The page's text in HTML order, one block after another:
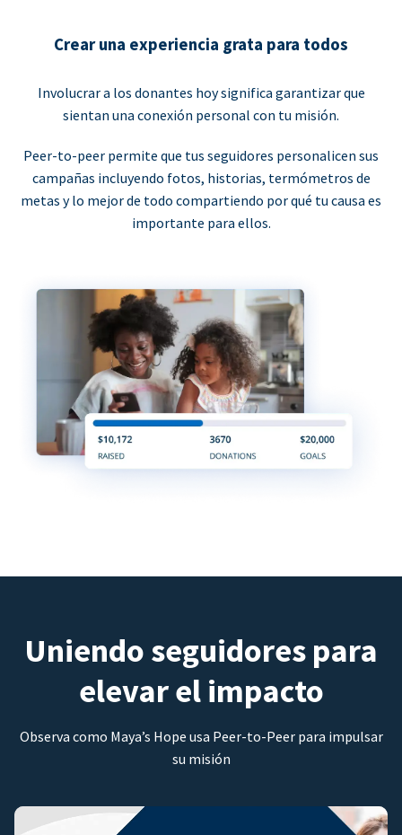
Crear una experiencia grata para todos
Involucrar a los donantes hoy significa garantizar que
sientan una conexión personal con tu misión.
Peer-to-peer permite que tus seguidores personalicen sus
campañas incluyendo fotos, historias, termómetros de
metas y lo mejor de todo compartiendo por qué tu causa es
importante para ellos.
Uniendo seguidores para
elevar el impacto
Observa como Maya’s Hope usa Peer-to-Peer para impulsar
su misión